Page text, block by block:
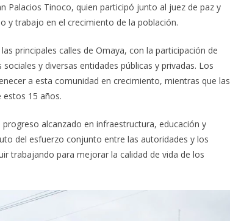
Palacios Tinoco, quien participó junto al juez de paz y
y trabajo en el crecimiento de la población.
principales calles de Omaya, con la participación de
y diversas entidades públicas y privadas. Los
a esta comunidad en crecimiento, mientras que las
15 años.
alcanzado en infraestructura, educación y
del esfuerzo conjunto entre las autoridades y los
trabajando para mejorar la calidad de vida de los